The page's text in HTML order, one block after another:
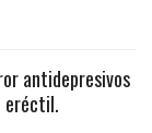
antidepresivos
eréctil.